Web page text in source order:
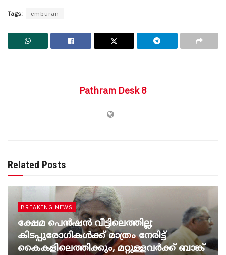
Tags: emburan
Pathram Desk 8
Related Posts
BREAKING NEWS
ക്ഷേമ പെൻഷൻ വീട്ടിലെത്തില്ല;
കിടപ്പുരോഗികൾക്ക് മാത്രം നേരിട്ട്
കൈകളിലെത്തിക്കും, മറ്റുള്ളവർക്ക് ബാങ്ക്